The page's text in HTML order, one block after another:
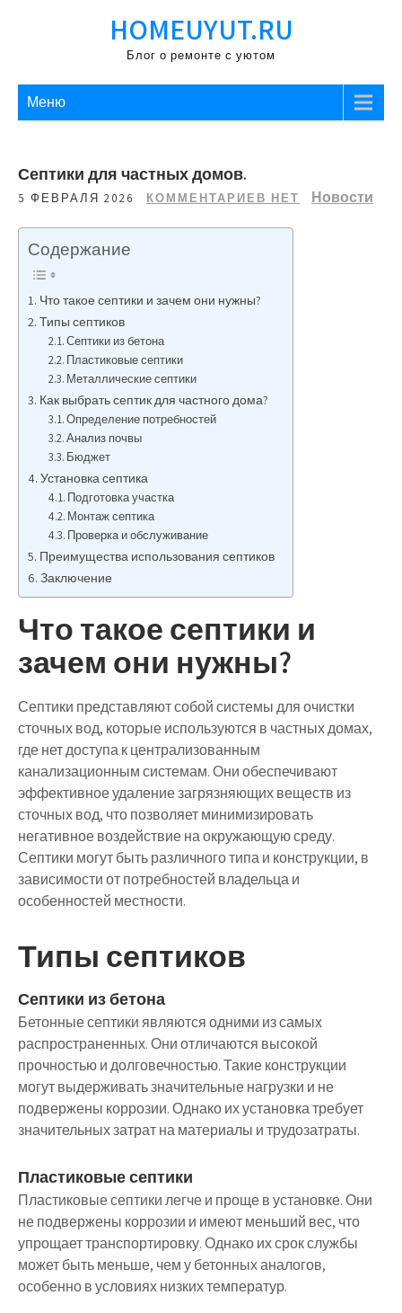
HOMEUYUT.RU
Блог о ремонте с уютом
Меню
Септики для частных домов.
5 ФЕВРАЛЯ 2026 КОММЕНТАРИЕВ НЕТ Новости
Содержание
Что такое септики и зачем они нужны?
Типы септиков
Септики из бетона
Пластиковые септики
Металлические септики
Как выбрать септик для частного дома?
Определение потребностей
Анализ почвы
Бюджет
Установка септика
Подготовка участка
Монтаж септика
Проверка и обслуживание
Преимущества использования септиков
Заключение
Что такое септики и
зачем они нужны?
Септики представляют собой системы для очистки
сточных вод, которые используются в частных домах,
где нет доступа к централизованным
канализационным системам. Они обеспечивают
эффективное удаление загрязняющих веществ из
сточных вод, что позволяет минимизировать
негативное воздействие на окружающую среду.
Септики могут быть различного типа и конструкции, в
зависимости от потребностей владельца и
особенностей местности.
Типы септиков
Септики из бетона
Бетонные септики являются одними из самых
распространенных. Они отличаются высокой
прочностью и долговечностью. Такие конструкции
могут выдерживать значительные нагрузки и не
подвержены коррозии. Однако их установка требует
значительных затрат на материалы и трудозатраты.
Пластиковые септики
Пластиковые септики легче и проще в установке. Они
не подвержены коррозии и имеют меньший вес, что
упрощает транспортировку. Однако их срок службы
может быть меньше, чем у бетонных аналогов,
особенно в условиях низких температур.